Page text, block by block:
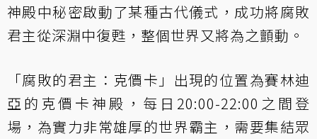
神殿中秘密啟動了某種古代儀式，成功將腐敗
君主從深淵中復甦，整個世界又將為之顫動。
「腐敗的君主：克價卡」出現的位置為賽林迪
亞的克價卡神殿，每日20:00-22:00之間登
場，為實力非常雄厚的世界霸主，需要集結眾